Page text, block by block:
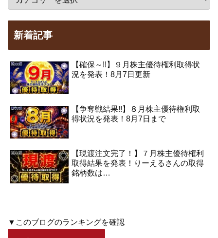
新着記事
【確保～!!】９月株主優待権利取得状
況を発表！8月7日更新
【争奪戦結果!!】８月株主優待権利取
得状況を発表！8月7日まで
【現渡注文完了！】７月株主優待権利
取得結果を発表！りーえるさんの取得
銘柄数は…
▼このブログのランキングを確認